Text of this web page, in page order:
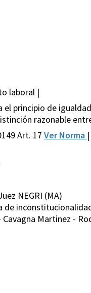
laboral |
el principio de
razonable
Art. 17 Ver Norma |
NEGRI (MA)
de
Martinez -